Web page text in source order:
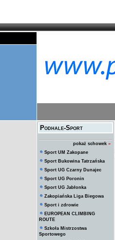
Podhale-Sport
pokaż schowek »
Sport UM Zakopane
Sport Bukowina Tatrzańska
Sport UG Czarny Dunajec
Sport UG Poronin
Sport UG Jabłonka
Zakopiańska Liga Biegowa
Sport i zdrowie
EUROPEAN CLIMBING
ROUTE
Szkoła Mistrzostwa
Sportowego